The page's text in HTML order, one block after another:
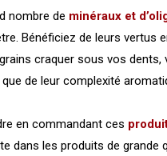
nombre de minéraux et
Bénéficiez de leurs vertus
craquer sous vos dents,
de leur complexité
en commandant ces
dans les produits de grande